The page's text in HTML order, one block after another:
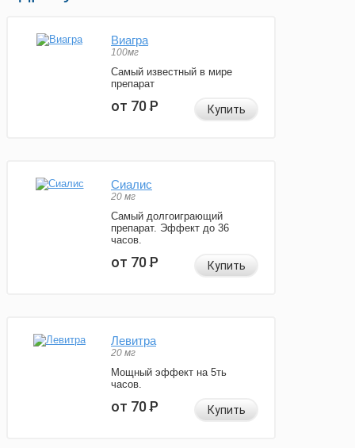
Виагра
100мг
Самый известный в мире
препарат
от 70Р Купить
Сиалис
20 мг
Самый долгоиграющий
препарат. Эффект до 36
часов.
от 70Р Купить
Левитра
20 мг
Мощный эффект на 5ть
часов.
от 70Р Купить